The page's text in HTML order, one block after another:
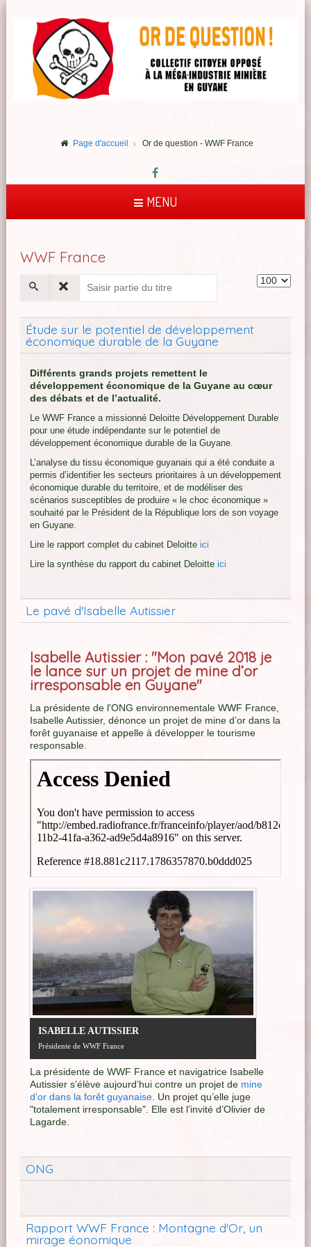
Page d'accueil Or de question - WWF France
MENU
WWF France
Étude sur le potentiel de développement
économique durable de la Guyane
Différents grands projets remettent le
développement économique de la Guyane au cœur
des débats et de l’actualité.
Le WWF France a missionné Deloitte Développement Durable
pour une étude indépendante sur le potentiel de
développement économique durable de la Guyane.
L’analyse du tissu économique guyanais qui a été conduite a
permis d’identifier les secteurs prioritaires à un développement
économique durable du territoire, et de modéliser des
scénarios susceptibles de produire « le choc économique »
souhaité par le Président de la République lors de son voyage
en Guyane.
Lire le rapport complet du cabinet Deloitte ici
Lire la synthèse du rapport du cabinet Deloitte ici
Le pavé d'Isabelle Autissier
Isabelle Autissier : "Mon pavé 2018 je
le lance sur un projet de mine d’or
irresponsable en Guyane"
La présidente de l'ONG environnementale WWF France,
Isabelle Autissier, dénonce un projet de mine d’or dans la
forêt guyanaise et appelle à développer le tourisme
responsable.
ISABELLE AUTISSIER
Présidente de WWF France
La présidente de WWF France et navigatrice Isabelle
Autissier s’élève aujourd’hui contre un projet de mine
d’or dans la forêt guyanaise. Un projet qu’elle juge
"totalement irresponsable". Elle est l’invité d’Olivier de
Lagarde.
ONG
Rapport WWF France : Montagne d'Or, un
mirage éonomique